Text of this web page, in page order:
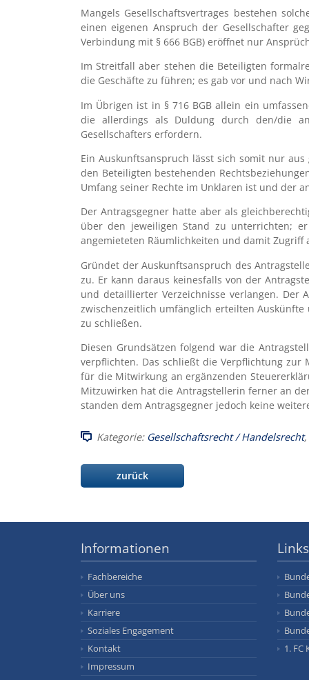
Mangels Gesellschaftsvertrages bestehen
einen eigenen Anspruch der Gesellschafter
Verbindung mit § 666 BGB) eröffnet nur
Im Streitfall aber stehen die Beteiligten
die Geschäfte zu führen; es gab vor und nach
Im Übrigen ist in § 716 BGB allein ein
die allerdings als Duldung durch den/die
Gesellschafters erfordern.
Ein Auskunftsanspruch lässt sich somit nur
den Beteiligten bestehenden
Umfang seiner Rechte im Unklaren ist und der
Der Antragsgegner hatte aber als
über den jeweiligen Stand zu unterrichten;
angemieteten Räumlichkeiten und damit
Gründet der Auskunftsanspruch des
zu. Er kann daraus keinesfalls von der
und detaillierter Verzeichnisse verlangen. Der
zwischenzeitlich umfänglich erteilten
zu schließen.
Diesen Grundsätzen folgend war die
verpflichten. Das schließt die Verpflichtung zur
für die Mitwirkung an ergänzenden
Mitzuwirken hat die Antragstellerin ferner an
standen dem Antragsgegner jedoch keine
Kategorie: Gesellschaftsrecht / Handelsrecht,
zurück
Informationen
Fachbereiche
Über uns
Karriere
Soziales Engagement
Kontakt
Impressum
Links
1. FC